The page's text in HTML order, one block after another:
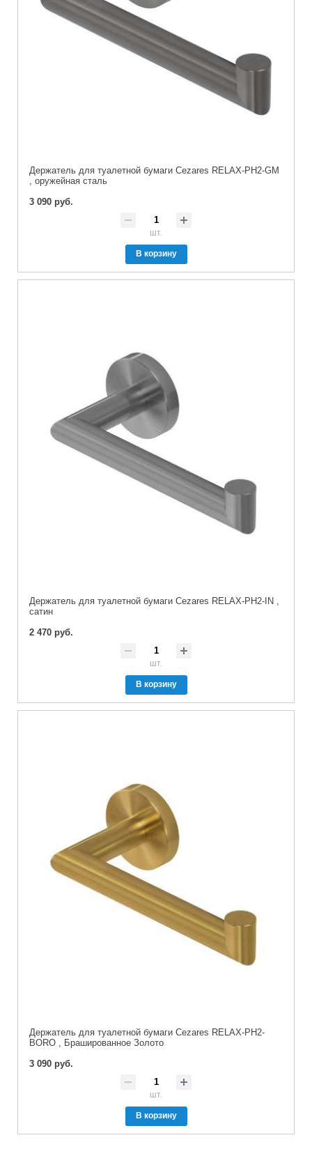
Держатель для туалетной бумаги Cezares RELAX-PH2-GM
, оружейная сталь
3 090 руб.
шт.
В корзину
Держатель для туалетной бумаги Cezares RELAX-PH2-IN ,
сатин
2 470 руб.
шт.
В корзину
Держатель для туалетной бумаги Cezares RELAX-PH2-
BORO , Брашированное Золото
3 090 руб.
шт.
В корзину